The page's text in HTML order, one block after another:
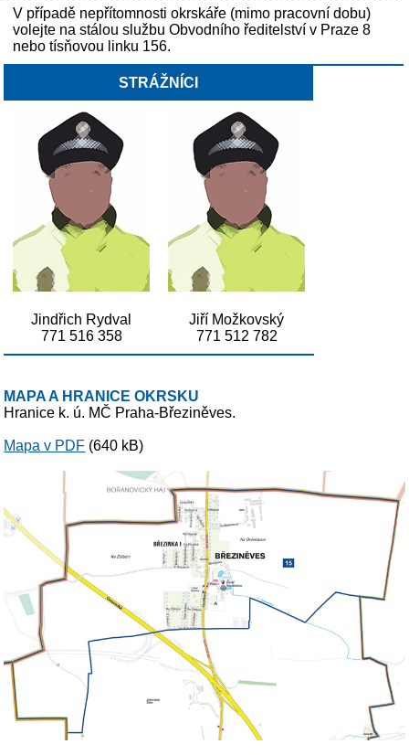
V případě nepřítomnosti okrskáře (mimo pracovní dobu)
volejte na stálou službu Obvodního ředitelství v Praze 8
nebo tísňovou linku 156.
STRÁŽNÍCI
Jindřich Rydval
771 516 358
Jiří Možkovský
771 512 782
MAPA A HRANICE OKRSKU
Hranice k. ú. MČ Praha-Březiněves.
Mapa v PDF (640 kB)